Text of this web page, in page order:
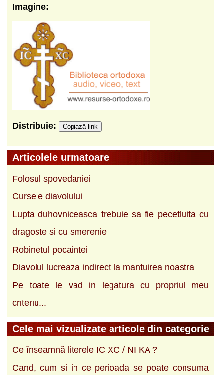
Imagine:
Distribuie: Copiază link
Articolele urmatoare
Folosul spovedaniei
Cursele diavolului
Lupta duhovniceasca trebuie sa fie pecetluita cu
dragoste si cu smerenie
Robinetul pocaintei
Diavolul lucreaza indirect la mantuirea noastra
Pe toate le vad in legatura cu propriul meu
criteriu...
Cele mai vizualizate articole din categorie
Ce înseamnă literele IC XC / NI KA ?
Cand, cum si in ce perioada se poate consuma